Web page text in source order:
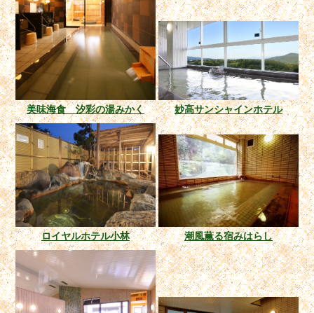
美味海食 汐彩の湯みかく 妙高サンシャインホテル
ロイヤルホテル小林 潮風薫る宿みはらし